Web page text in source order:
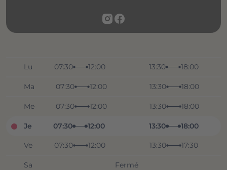
Lu 07:30 12:00 13:30 18:00
Ma 07:30 12:00 13:30 18:00
Me 07:30 12:00 13:30 18:00
Je 07:30 12:00 13:30 18:00
Ve 07:30 12:00 13:30 17:30
Sa Fermé